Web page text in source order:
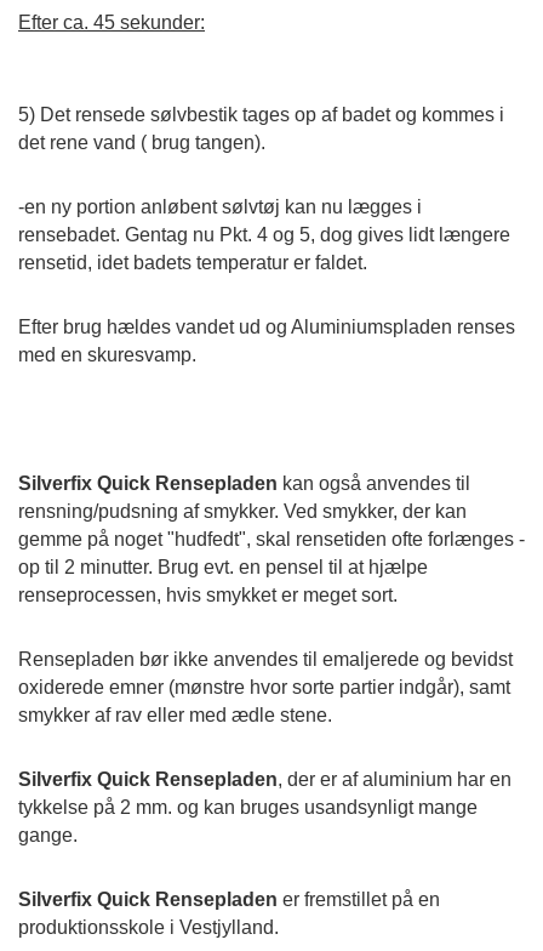
Efter ca. 45 sekunder:
5) Det rensede sølvbestik tages op af badet og kommes i
det rene vand ( brug tangen).
-en ny portion anløbent sølvtøj kan nu lægges i
rensebadet. Gentag nu Pkt. 4 og 5, dog gives lidt længere
rensetid, idet badets temperatur er faldet.
Efter brug hældes vandet ud og Aluminiumspladen renses
med en skuresvamp.
Silverfix Quick Rensepladen kan også anvendes til
rensning/pudsning af smykker. Ved smykker, der kan
gemme på noget "hudfedt", skal rensetiden ofte forlænges -
op til 2 minutter. Brug evt. en pensel til at hjælpe
renseprocessen, hvis smykket er meget sort.
Rensepladen bør ikke anvendes til emaljerede og bevidst
oxiderede emner (mønstre hvor sorte partier indgår), samt
smykker af rav eller med ædle stene.
Silverfix Quick Rensepladen, der er af aluminium har en
tykkelse på 2 mm. og kan bruges usandsynligt mange
gange.
Silverfix Quick Rensepladen er fremstillet på en
produktionsskole i Vestjylland.